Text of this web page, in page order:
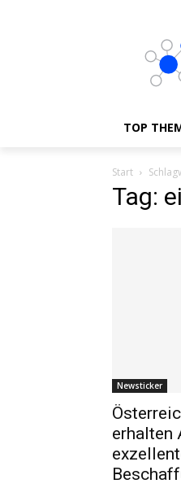
TOP
Start
Tag:
Newsticker
erhalten